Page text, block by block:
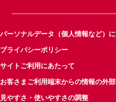
パーソナルデータ（個人情報など）
プライバシーポリシー
サイトご利用にあたって
お客さまご利用端末からの情報の外
見やすさ・使いやすさの調整